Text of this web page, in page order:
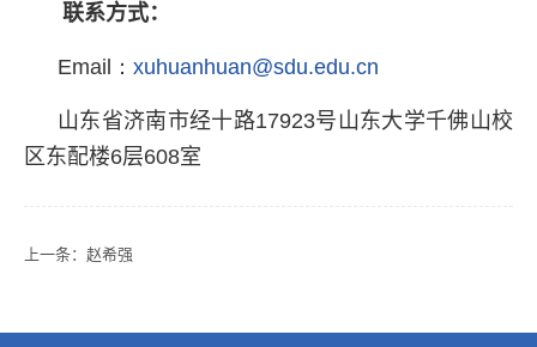
联系方式：
Email： xuhuanhuan@sdu.edu.cn
山东省济南市经十路17923号山东大学千佛山校
区东配楼6层608室
上一条： 赵希强